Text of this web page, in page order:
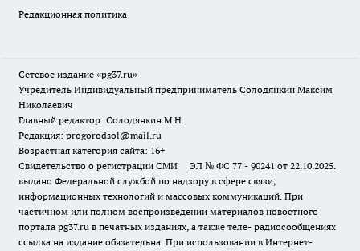
Редакционная политика
Сетевое издание «pg37.ru»
Учредитель Индивидуальный предприниматель Солодянкин Максим
Николаевич
Главный редактор: Солодянкин М.Н.
Редакция: progorodsol@mail.ru
Возрастная категория сайта: 16+
Свидетельство о регистрации СМИ ЭЛ № ФС 77 - 90241 от 22.10.2025.
выдано Федеральной службой по надзору в сфере связи,
информационных технологий и массовых коммуникаций. При
частичном или полном воспроизведении материалов новостного
портала pg37.ru в печатных изданиях, а также теле- радиосообщениях
ссылка на издание обязательна. При использовании в Интернет-